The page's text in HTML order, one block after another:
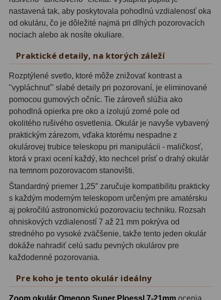
Equatoriálne EQ
Fotografické montáže5
Motorové pohony13
Lišty8
Protizávažia
Iné27
Zrkadielka a hranoly61
Diagonálne zrkadielka36
Diagonálne hranoly
Amici hranoly 45°11
Amici hranoly 90°7
Astrofotografia 306
nastavená tak, aby poskytovala pohodlnú vzdialenosť oka
od okuláru, čo je dôležité najmä pri dlhých pozorovacích
nociach alebo ak nosíte okuliare.
Praktické detaily, na ktorých záleží
Rozptýlené svetlo, ktoré môže znižovať kontrast a
"vypláchnuť" slabé detaily pri pozorovaní, je eliminované
pomocou gumových očníc. Tie zároveň slúžia ako
pohodlná opierka pre oko a izolujú zorné pole od
okolitého rušivého osvetlenia. Okulár je navyše vybavený
praktickým zárezom, vďaka ktorému nespadne z
okulárovej trubice teleskopu pri manipulácii - maličkosť,
ktorá v praxi ocení každý, kto nechcel prísť o drahý okulár
na temnom pozorovacom stanovišti.
Štandardný priemer 1,25″ zaručuje kompatibilitu prakticky
s každým moderným teleskopom určeným pre amatérsku
aj pokročilú astronomickú pozorovaciu techniku. Rozsah
ohniskových vzdialeností 7 až 21 mm pokrýva od
stredného po vysoké zväčšenie, takže tento jeden okulár
dokáže nahradiť celú sadu pevných okulárov pre
každodenné pozorovania.
Pre koho je tento okulár ideálny
Zoom okulár Omegon Super Ploessl 7-21mm ocenia